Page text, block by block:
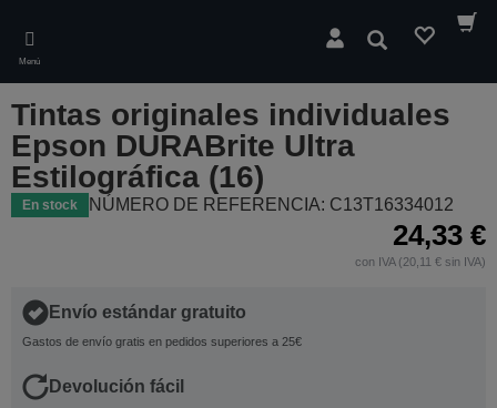
main
content
Menú
Buscar
Tintas originales individuales
Epson DURABrite Ultra
Estilográfica (16)
En stock NÚMERO DE REFERENCIA: C13T16334012
24,33 €
con IVA (20,11 € sin IVA)
Envío estándar gratuito
Gastos de envío gratis en pedidos superiores a 25€
Devolución fácil